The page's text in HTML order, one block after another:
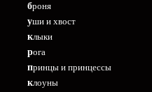
броня
уши и хвост
клыки
рога
принцы и принцессы
клоуны